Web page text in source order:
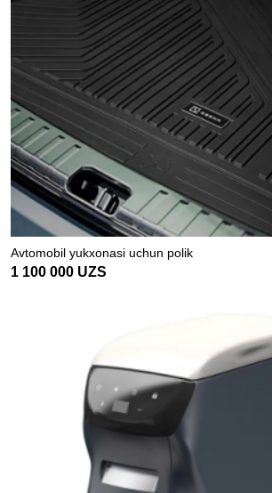
Avtomobil yukxonasi uchun polik
1 100 000 UZS